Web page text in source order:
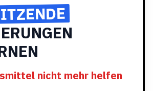
nicht mehr helfen